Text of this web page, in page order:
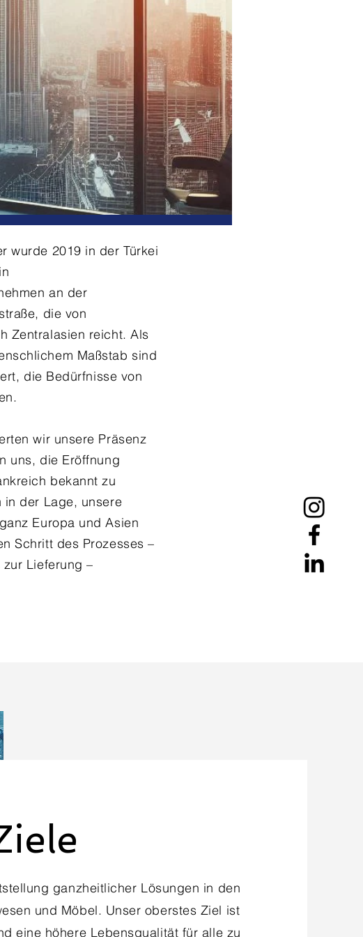
wurde 2019 in der Türkei
an der
die von
Zentralasien reicht. Als
Maßstab sind
die Bedürfnisse von
wir unsere Präsenz
uns, die Eröffnung
bekannt zu
in der Lage, unsere
Europa und Asien
Schritt des Prozesses –
Lieferung –
ganzheitlicher Lösungen in den
und Möbel. Unser oberstes Ziel ist
eine höhere Lebensqualität für alle zu